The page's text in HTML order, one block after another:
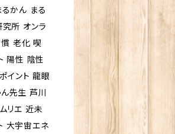
かん まる
所 オンラ
慣 老化 喫
陽性 陰性
イント 龍眼
先生 芦川
リエ 近未
大宇宙エネ